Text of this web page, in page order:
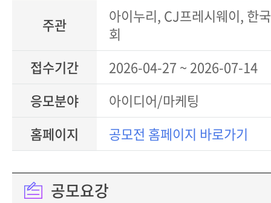
주관
아이누리, CJ프레시웨이, 한
회
접수기간
2026-04-27 ~ 2026-07-14
응모분야
아이디어/마케팅
홈페이지
공모전 홈페이지 바로가기
공모요강